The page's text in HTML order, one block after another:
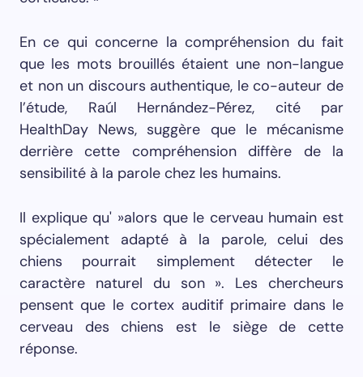
En ce qui concerne la compréhension du fait
que les mots brouillés étaient une non-langue
et non un discours authentique, le co-auteur de
l’étude, Raúl Hernández-Pérez, cité par
HealthDay News, suggère que le mécanisme
derrière cette compréhension diffère de la
sensibilité à la parole chez les humains.
Il explique qu' »alors que le cerveau humain est
spécialement adapté à la parole, celui des
chiens pourrait simplement détecter le
caractère naturel du son ». Les chercheurs
pensent que le cortex auditif primaire dans le
cerveau des chiens est le siège de cette
réponse.